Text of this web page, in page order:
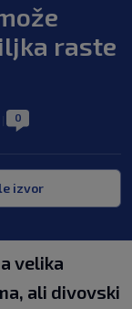
raste
0
izvor
velika
ali divovski